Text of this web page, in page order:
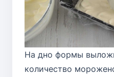
На дно формы
количество